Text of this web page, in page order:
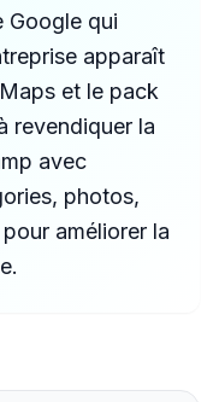
Google qui
apparaît
et le pack
revendiquer la
avec
photos,
améliorer la